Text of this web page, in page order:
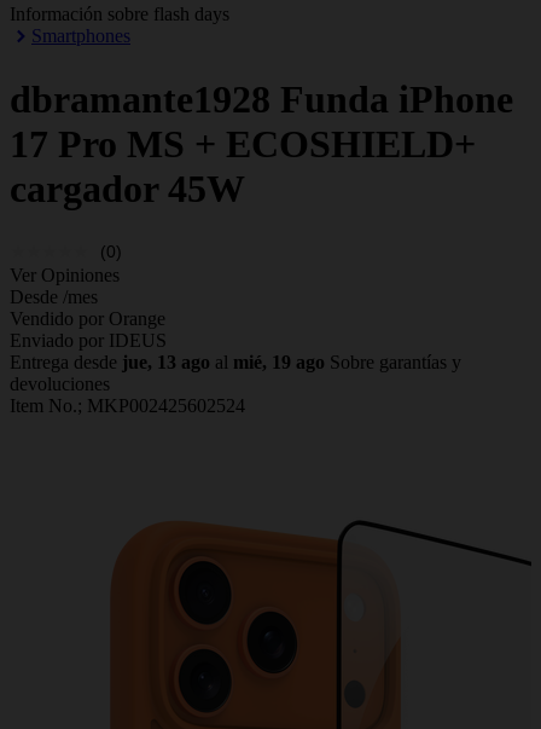
Información sobre flash days
Smartphones
dbramante1928 Funda iPhone
17 Pro MS + ECOSHIELD+
cargador 45W
(0)
Ver Opiniones
Desde /mes
Vendido por Orange
Enviado por IDEUS
Entrega desde jue, 13 ago al mié, 19 ago Sobre garantías y
devoluciones
Item No.; MKP002425602524